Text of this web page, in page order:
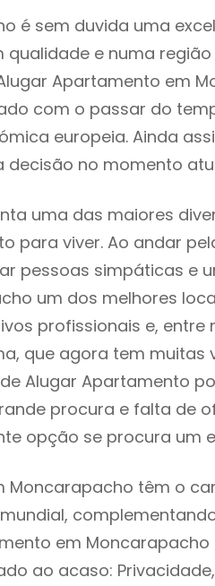
é sem duvida uma
e numa
Apartamento em
com o passar do
europeia. Ainda
decisão no momento
uma das maiores
para viver. Ao andar
pessoas simpáticas e
um dos melhores
profissionais e,
que agora tem muitas
Alugar Apartamento
procura e falta de
opção se procura um
Moncarapacho têm o
em
ao acaso: